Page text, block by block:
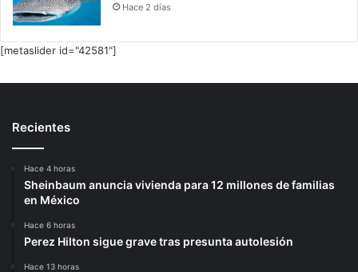
Hace 2 días
[metaslider id="42581"]
Recientes
Hace 4 horas
Sheinbaum anuncia vivienda para 12 millones de familias
en México
Hace 6 horas
Perez Hilton sigue grave tras presunta autolesión
Hace 13 horas